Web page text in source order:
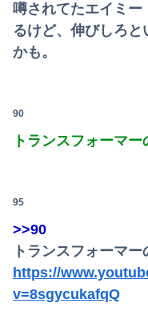
Powered by livedoor 相
噂されてたエイミ
るけど、伸びしろ
かも。
90
トランスフォーマ
95
>>90
トランスフォーマ
https://
v=8sgycukafqQ